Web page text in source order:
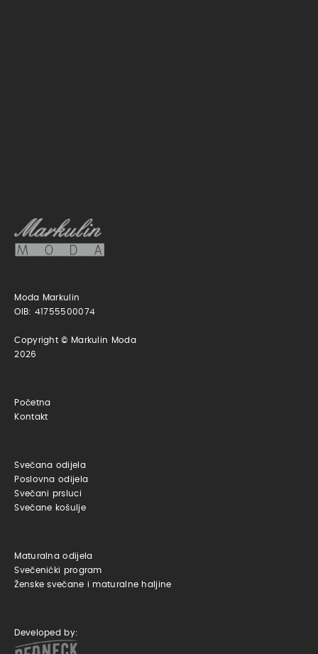
Moda Markulin
OIB: 41755500074
Copyright © Markulin Moda
2026
Početna
Kontakt
Svečana odijela
Poslovna odijela
Svečani prsluci
Svečane košulje
Maturalna odijela
Svečenićki program
Ženske svečane i maturalne haljine
Developed by: